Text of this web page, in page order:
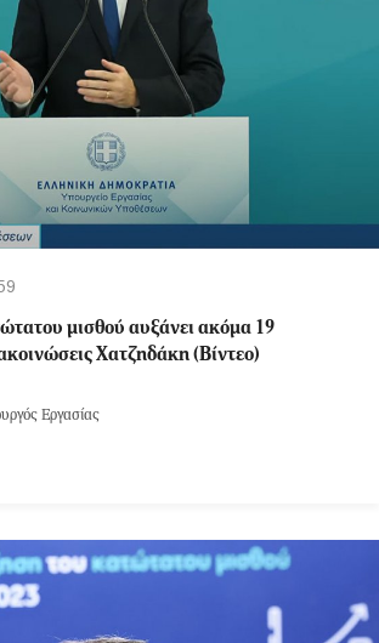
μισθού αυξάνει ακόμα 19
Χατζηδάκη (Βίντεο)
Εργασίας